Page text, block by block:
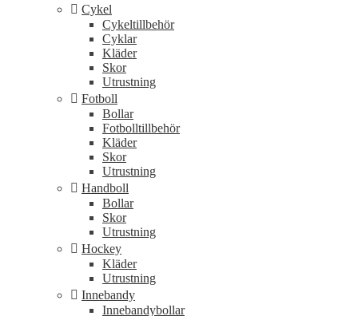
Cykel
Cykeltillbehör
Cyklar
Kläder
Skor
Utrustning
Fotboll
Bollar
Fotbolltillbehör
Kläder
Skor
Utrustning
Handboll
Bollar
Skor
Utrustning
Hockey
Kläder
Utrustning
Innebandy
Innebandybollar